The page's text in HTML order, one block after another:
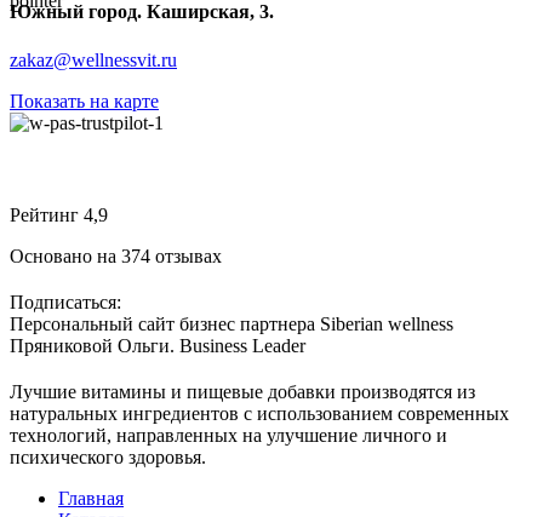
Южный город. Каширская, 3.
zakaz@wellnessvit.ru
Показать на карте
Рейтинг 4,9
Основано на 374 отзывах
Подписаться:
Персональный сайт бизнес партнера Siberian wellness
Пряниковой Ольги. Business Leader
Лучшие витамины и пищевые добавки производятся из
натуральных ингредиентов с использованием современных
технологий, направленных на улучшение личного и
психического здоровья.
Главная